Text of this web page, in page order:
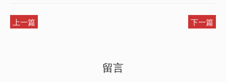
上一篇 下一篇
留言